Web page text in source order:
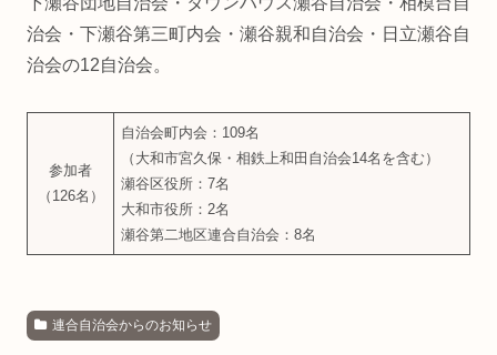
治会・下瀬谷第三町内会・瀬谷親和自治会・日立瀬谷自
治会の12自治会。
参加者
（126名）
自治会町内会：109名
（大和市宮久保・相鉄上和田自治会14名を含む）
瀬谷区役所：7名
大和市役所：2名
瀬谷第二地区連合自治会：8名
連合自治会からのお知らせ